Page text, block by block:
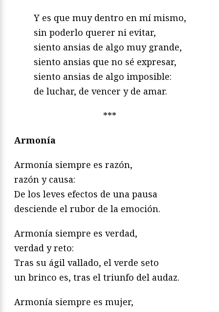
Y es que muy dentro en mí mismo,
sin poderlo querer ni evitar,
siento ansias de algo muy grande,
siento ansias que no sé expresar,
siento ansias de algo imposible:
de luchar, de vencer y de amar.
***
Armonía
Armonía siempre es razón,
razón y causa:
De los leves efectos de una pausa
desciende el rubor de la emoción.
Armonía siempre es verdad,
verdad y reto:
Tras su ágil vallado, el verde seto
un brinco es, tras el triunfo del audaz.
Armonía siempre es mujer,